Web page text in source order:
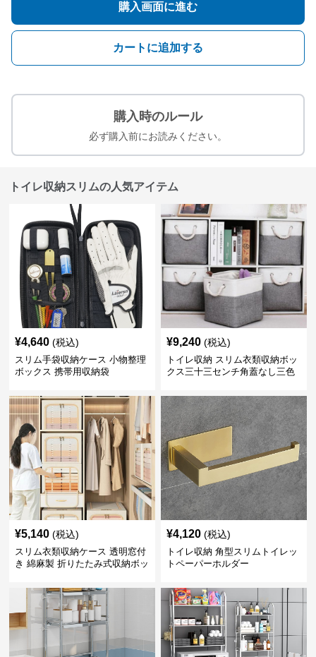
購入画面に進む
カートに追加する
購入時のルール
必ず購入前にお読みください。
トイレ収納スリムの人気アイテム
¥4,640 (税込)
スリム手袋収納ケース 小物整理
ボックス 携帯用収納袋
¥9,240 (税込)
トイレ収納 スリム衣類収納ボッ
クス三十三センチ角蓋なし三色
¥5,140 (税込)
スリム衣類収納ケース 透明窓付
き 綿麻製 折りたたみ式収納ボッ
¥4,120 (税込)
トイレ収納 角型スリムトイレッ
トペーパーホルダー